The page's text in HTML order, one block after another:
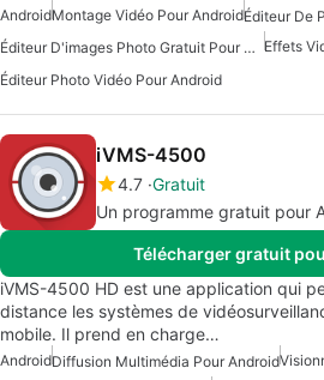
AndroidMontage Vidéo Pour AndroidÉditeur De
Éditeur D'images Photo Gratuit Pour Android Effets
Éditeur Photo Vidéo Pour Android
iVMS-4500
4.7 Gratuit
Un programme gratuit pour
Télécharger gratuit
iVMS-4500 HD est une application qui
distance les systèmes de
mobile. Il prend en charge…
AndroidDiffusion Multimédia Pour Android